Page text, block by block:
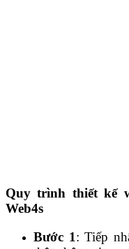
Quy trình thiết kế
Web4s
Bước 1: Tiếp